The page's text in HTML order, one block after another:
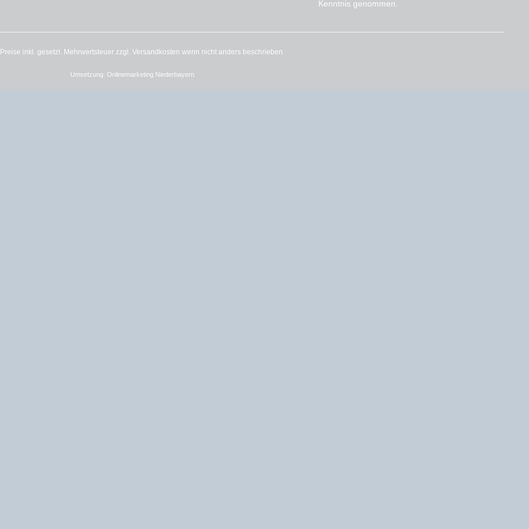
Kenntnis genommen.
inkl. gesetzl. Mehrwertsteuer zzgl. Versandkosten wenn nicht anders beschrieben
Umsetzung: Onlinemarketing Niederbayern